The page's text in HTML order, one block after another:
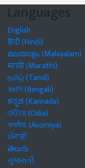
Languages
English
हिंदी (Hindi)
മലയാളം (Malayalam)
मराठी (Marathi)
தமிழ் (Tamil)
বাঙালি (Bengali)
ಕನ್ನಡ (Kannada)
ଓଡିଆ (Odia)
অসমীয়া (Asomiya)
ਪੰਜਾਬੀ
తెలుగు
ગુજરાતી